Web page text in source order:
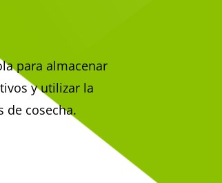
para almacenar
y utilizar la
de cosecha.